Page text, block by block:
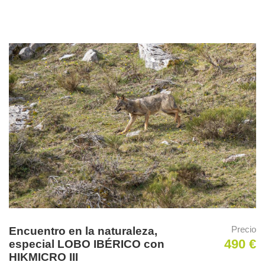
Lugares de salida
Aeropuertos de Madrid o de Barcelona
Duración del viaje
9 días (del 13/05/2026 al 21/05/2026)
Incluido en el precio
Estancia en la Casa de Huespedes de Santa Clara durante
toda la Estancia del 13 al 20 de mayo.
Encuentro en la naturaleza,
especial LOBO IBÉRICO con
HIKMICRO III
Precio
490 €